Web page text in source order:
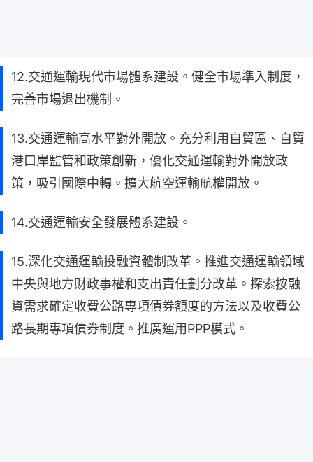
12.交通運輸現代市場體系建設。健全市場準入制度，
完善市場退出機制。
13.交通運輸高水平對外開放。充分利用自貿區、自貿
港口岸監管和政策創新，優化交通運輸對外開放政
策，吸引國際中轉。擴大航空運輸航權開放。
14.交通運輸安全發展體系建設。
15.深化交通運輸投融資體制改革。推進交通運輸領域
中央與地方財政事權和支出責任劃分改革。探索按融
資需求確定收費公路專項債券額度的方法以及收費公
路長期專項債券制度。推廣運用PPP模式。